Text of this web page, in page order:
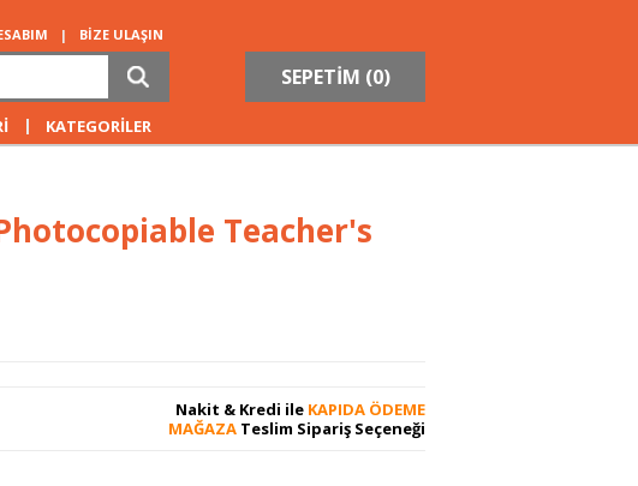
| BİZE ULAŞIN
SEPETİM (0)
| KATEGORİLER
Teacher's
Nakit & Kredi ile KAPIDA ÖDEME
MAĞAZA Teslim Sipariş Seçeneği